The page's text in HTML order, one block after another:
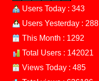
Users Today : 343
Users Yesterday : 288
This Month : 1292
Total Users : 142021
Views Today : 485